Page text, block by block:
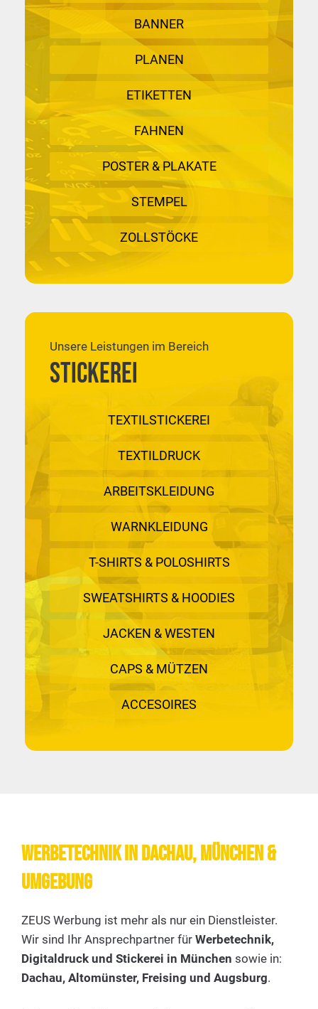
BANNER
PLANEN
ETIKETTEN
FAHNEN
POSTER & PLAKATE
STEMPEL
ZOLLSTÖCKE
Unsere Leistungen im Bereich
Stickerei
TEXTILSTICKEREI
TEXTILDRUCK
ARBEITSKLEIDUNG
WARNKLEIDUNG
T-SHIRTS & POLOSHIRTS
SWEATSHIRTS & HOODIES
JACKEN & WESTEN
CAPS & MÜTZEN
ACCESOIRES
Werbetechnik IN Dachau, MÜNCHEN &
Umgebung
ZEUS Werbung ist mehr als nur ein Dienstleister.
Wir sind Ihr Ansprechpartner für Werbetechnik,
Digitaldruck und Stickerei in München sowie in:
Dachau, Altomünster, Freising und Augsburg.